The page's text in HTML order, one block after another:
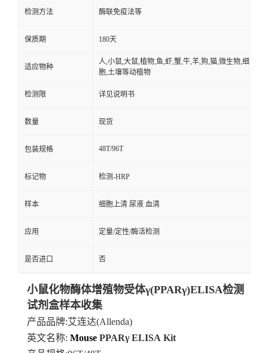
检测方法 酶联免疫法等
保质期 180天
适应物种
人,小鼠,大鼠,植物,鱼,虾,蟹,牛,羊,狗,猫,微生物,细
胞,土壤等动植物
检测限 详见说明书
数量 现货
包装规格 48T/96T
标记物 检测-HRP
样本 细胞上清 尿液 血清
应用 定量/定性/酶活检测
是否进口 否
小鼠化物酶体增殖物受体γ(PPARγ)ELISA检测
试剂盒样本收集
产品品牌:艾连达(Allenda)
英文名称: Mouse PPARγELISA Kit